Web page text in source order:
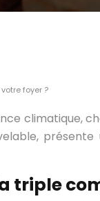
foyer ?
triple